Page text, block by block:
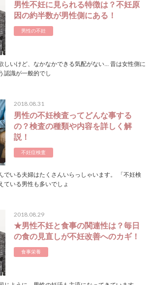
男性不妊に見られる特徴は？不妊原
因の約半数が男性側にある！
男性の不妊
しいけど、なかなかできる気配がない... 昔は女性側に
認識が一般的でし
2018.08.31
男性の不妊検査ってどんな事する
の？検査の種類や内容を詳しく解
説！
不妊症検査
でいる夫婦はたくさんいらっしゃいます。 「不妊検
ている男性も多いでしょ
2018.08.29
★男性不妊と食事の関連性は？毎日
の食の見直しが不妊改善へのカギ！
食事栄養